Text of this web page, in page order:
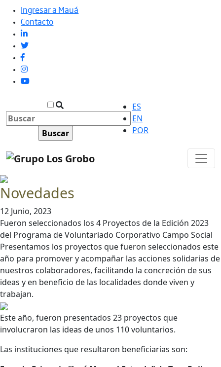
Ingresar a Mauá
Contacto
ES
EN
POR
Novedades
12 Junio, 2023
Fueron seleccionados los 4 Proyectos de la Edición 2023
del Programa de Voluntariado Corporativo Campo Social
Presentamos los proyectos que fueron seleccionados este
año para promover y acompañar las acciones solidarias de
nuestros colaboradores, facilitando la concreción de sus
ideas y en beneficio de las localidades donde viven y
trabajan.
Este año, fueron presentados 23 proyectos que
involucraron las ideas de unos 110 voluntarios.
Las instituciones que resultaron beneficiarias son: